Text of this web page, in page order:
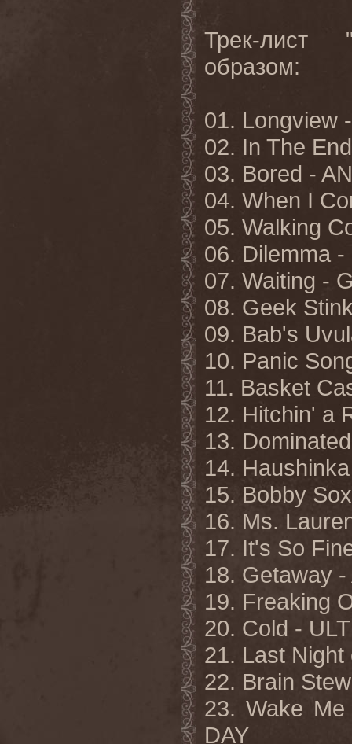
Трек-лист
образом:
01. Longview
02. In The
03. Bored -
04. When I
05. Walking
06. Dilemma
07. Waiting -
08. Geek
09. Bab's
10. Panic
11. Basket
12. Hitchin' a
13.
14.
15. Bobby
16. Ms.
17. It's So
18. Getaway
19. Freaking
20. Cold -
21. Last
22. Brain
23. Wake
DAY